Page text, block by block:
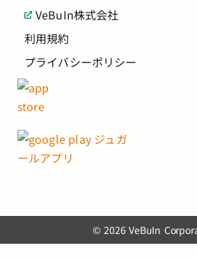
VeBuIn株式会社
利用規約
プライバシーポリシー
© 2026 VeBuIn